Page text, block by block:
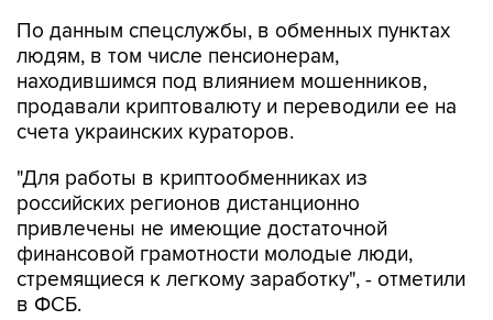
По данным спецслужбы, в обменных пунктах
людям, в том числе пенсионерам,
находившимся под влиянием мошенников,
продавали криптовалюту и переводили ее на
счета украинских кураторов.
"Для работы в криптообменниках из
российских регионов дистанционно
привлечены не имеющие достаточной
финансовой грамотности молодые люди,
стремящиеся к легкому заработку", - отметили
в ФСБ.